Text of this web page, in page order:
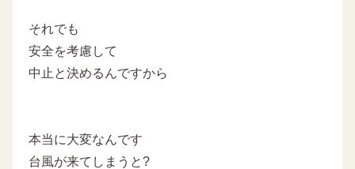
それでも
安全を考慮して
中止と決めるんですから
本当に大変なんです
台風が来てしまうと?